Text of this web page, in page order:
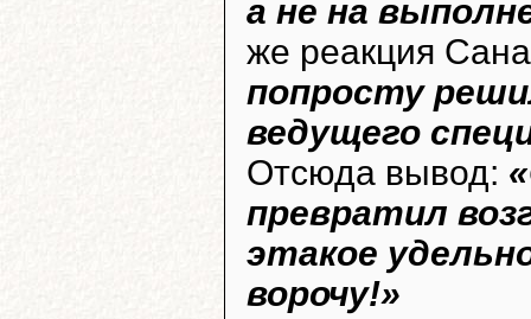
а не на
же реакция
попросту
ведущего
Отсюда вывод:
превратил
этакое
ворочу!»